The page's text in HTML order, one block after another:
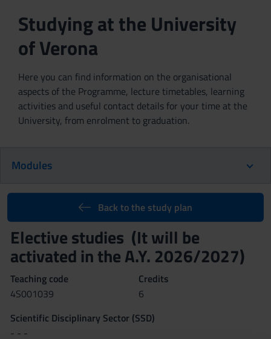
Studying at the University
of Verona
Here you can find information on the organisational
aspects of the Programme, lecture timetables, learning
activities and useful contact details for your time at the
University, from enrolment to graduation.
Modules
Back to the study plan
Elective studies (It will be
activated in the A.Y. 2026/2027)
Teaching code
4S001039
Credits
6
Scientific Disciplinary Sector (SSD)
- - -